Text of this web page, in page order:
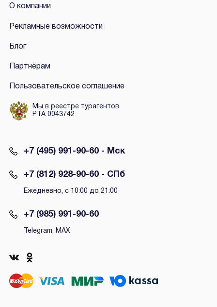
О компании
Рекламные возможности
Блог
Партнёрам
Пользовательское соглашение
Мы в реестре турагентов
РТА 0043742
+7 (495) 991-90-60 - Мск
+7 (812) 928-90-60 - СПб
Ежедневно, с 10:00 до 21:00
+7 (985) 991-90-60
Telegram, MAX